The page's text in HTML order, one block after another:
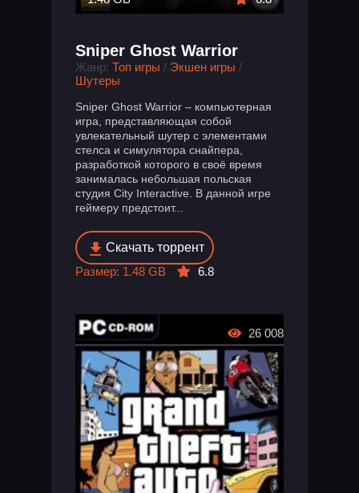
Sniper Ghost Warrior
Жанр: Топ игры / Экшен игры /
Шутеры
Sniper Ghost Warrior – компьютерная
игра, представляющая собой
увлекательный шутер с элементами
стелса и симулятора снайпера,
разработкой которого в своё время
занималась небольшая польская
студия City Interactive. В данной игре
геймеру предстоит...
Скачать торрент
Размер: 1.48 GB
6.8
26 008